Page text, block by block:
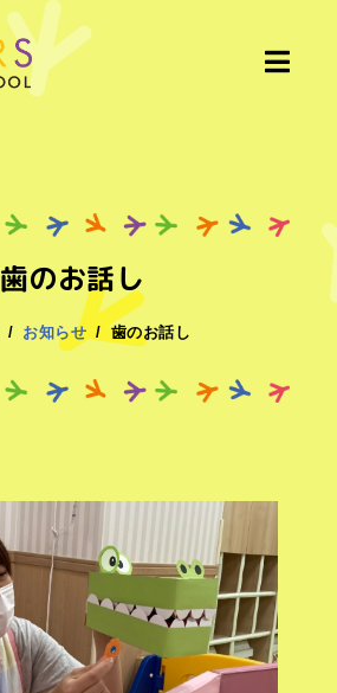
歯のお話し
お知らせ 歯のお話し